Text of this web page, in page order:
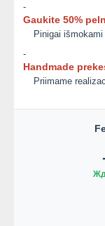
-
Gaukite 50%
Pinigai
-
Handmade
Priimame